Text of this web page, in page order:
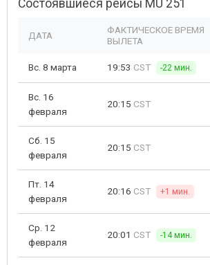
Состоявшиеся рейсы MU 251
ДАТА
ФАКТИЧЕСКОЕ ВРЕМЯ
ВЫЛЕТА
Вс. 8 марта 19:53 CST -22 мин.
Вс. 16
февраля
20:15 CST
Сб. 15
февраля
20:15 CST
Пт. 14
февраля
20:16 CST +1 мин.
Ср. 12
февраля
20:01 CST -14 мин.